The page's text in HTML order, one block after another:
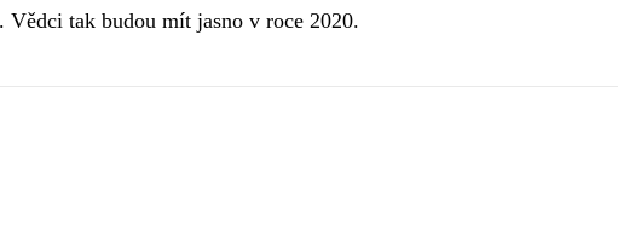
tak budou mít jasno v roce 2020.